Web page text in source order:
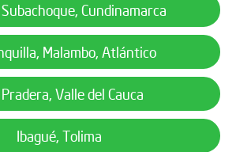
Cundinamarca
Malambo, Atlántico
Valle del Cauca
Ibagué, Tolima